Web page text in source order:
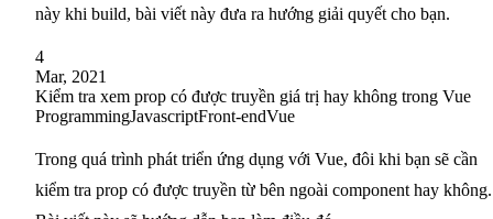
này khi build, bài viết này đưa ra hướng giải quyết cho bạn.
4
Mar, 2021
Kiểm tra xem prop có được truyền giá trị hay không trong Vue
ProgrammingJavascriptFront-endVue
Trong quá trình phát triển ứng dụng với Vue, đôi khi bạn sẽ cần
kiểm tra prop có được truyền từ bên ngoài component hay không.